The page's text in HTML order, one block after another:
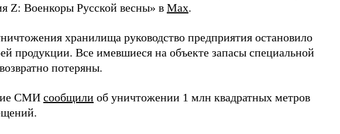
Z: Военкоры Русской весны» в Max.
хранилища руководство предприятия остановило
продукции. Все имевшиеся на объекте запасы специальной
потеряны.
СМИ сообщили об уничтожении 1 млн квадратных метров